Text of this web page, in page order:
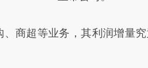
超等业务，其利润增量究